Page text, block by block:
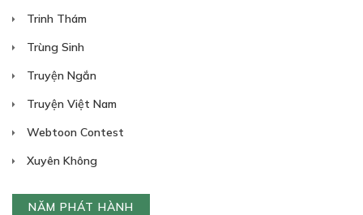
Trinh Thám
Trùng Sinh
Truyện Ngắn
Truyện Việt Nam
Webtoon Contest
Xuyên Không
NĂM PHÁT HÀNH